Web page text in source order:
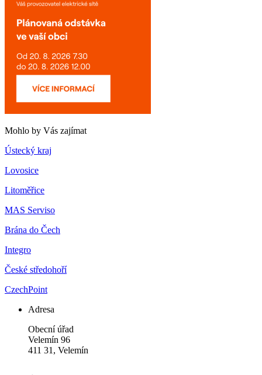
Mohlo by Vás zajímat
Ústecký kraj
Lovosice
Litoměřice
MAS Serviso
Brána do Čech
Integro
České středohoří
CzechPoint
Adresa
Obecní úřad
Velemín 96
411 31, Velemín